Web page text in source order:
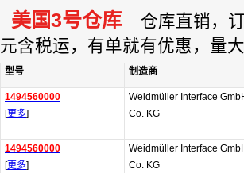
美国3号仓库 仓库直销，订
元含税运，有单就有优惠，量
型号 制造商
1494560000
[更多]
Weidmüller Interface
Co. KG
1494560000
[更多]
Weidmüller Interface
Co. KG